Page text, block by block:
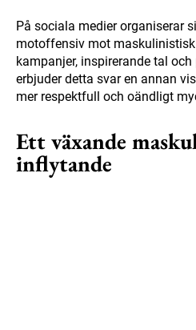
På sociala medier organiserar
motoffensiv mot
kampanjer, inspirerande tal
erbjuder detta svar en annan
mer respektfull och oändligt
Ett växande
inflytande